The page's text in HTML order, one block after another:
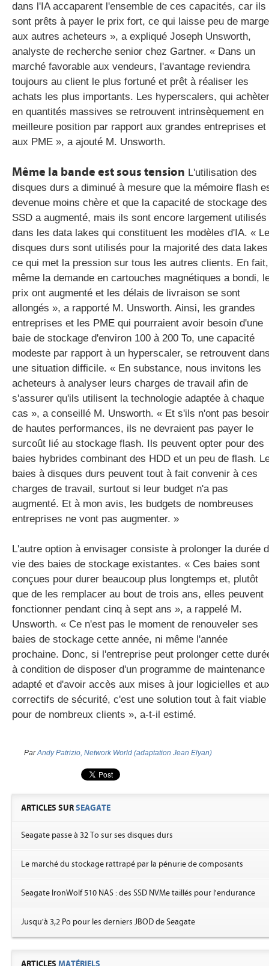
dans l'IA accaparent l'ensemble de ces capacités, car ils
sont prêts à payer le prix fort, ce qui laisse peu de marge
aux autres acheteurs », a expliqué Joseph Unsworth,
analyste de recherche senior chez Gartner. « Dans un
marché favorable aux vendeurs, l'avantage reviendra
toujours au client le plus fortuné et prêt à réaliser les
achats les plus importants. Les hyperscalers, qui
en quantités massives se retrouvent intrinsèquement en
meilleure position par rapport aux grandes entreprises et
aux PME », a ajouté M. Unsworth.
Même la bande est sous tension L'utilisation des
disques durs a diminué à mesure que la mémoire flash
devenue moins chère et que la capacité de stockage des
SSD a augmenté, mais ils sont encore largement utilisés
dans les data lakes qui constituent les modèles d'IA. «
disques durs sont utilisés pour la majorité des data lakes
ce qui met la pression sur tous les autres clients. En fait,
même la demande en cartouches magnétiques a bondi,
prix ont augmenté et les délais de livraison se sont
allongés », a rapporté M. Unsworth. Ainsi, les grandes
entreprises et les PME qui pourraient avoir besoin d'une
baie de stockage d'environ 100 à 200 To, une capacité
modeste par rapport à un hyperscaler, se retrouvent
une situation difficile. « En substance, nous invitons les
acheteurs à analyser leurs charges de travail afin de
s'assurer qu'ils utilisent la technologie adaptée à chaque
cas », a conseillé M. Unsworth. « Et s'ils n'ont pas
de hautes performances, ils ne devraient pas payer le
surcoût lié au stockage flash. Ils peuvent opter pour des
baies hybrides combinant des HDD et un peu de flash.
baies à disques durs peuvent tout à fait convenir à ces
charges de travail, surtout si leur budget n'a pas
augmenté. Et à mon avis, les budgets de nombreuses
entreprises ne vont pas augmenter. »
L'autre option à envisager consiste à prolonger la durée
vie des baies de stockage existantes. « Ces baies sont
conçues pour durer beaucoup plus longtemps et, plutôt
que de les remplacer au bout de trois ans, elles peuvent
fonctionner pendant cinq à sept ans », a rappelé M.
Unsworth. « Ce n'est pas le moment de renouveler ses
baies de stockage cette année, ni même l'année
prochaine. Donc, si l'entreprise peut prolonger cette
à condition de disposer d'un programme de maintenance
adapté et d'avoir accès aux mises à jour logicielles et
correctifs de sécurité, c'est une solution tout à fait viable
pour de nombreux clients », a-t-il estimé.
ParAndy Patrizio, Network World (adaptation Jean Elyan)
ARTICLES SURSEAGATE
Seagate passe à 32 To sur ses disques durs
Le marché du stockage rattrapé par la pénurie de composants
Seagate IronWolf 510 NAS : des SSD NVMe taillés pour l'endurance
Jusqu'à 3,2 Po pour les derniers JBOD de Seagate
ARTICLES MATÉRIELS